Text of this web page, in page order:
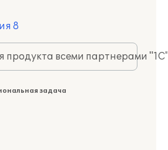
8
продукта всеми партнерами
задача